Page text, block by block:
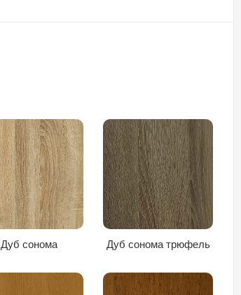
Дуб сонома Дуб сонома трюфель